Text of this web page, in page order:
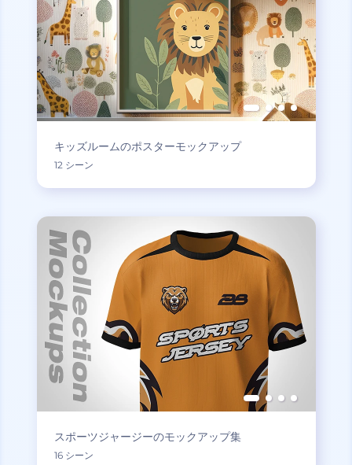
キッズルームのポスターモックアップ
12 シーン
スポーツジャージーのモックアップ集
16 シーン